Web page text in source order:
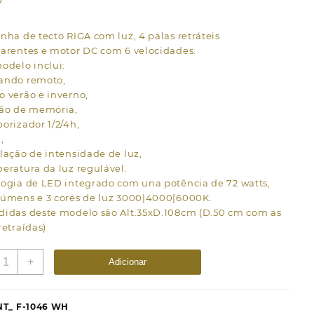
de tecto RIGA com luz, 4 palas retráteis
e motor DC com 6 velocidades.
inclui:
remoto,
verão e inverno,
de memória,
1/2/4h,
de intensidade de luz,
da luz regulável.
de LED integrado com una potência de 72 watts,
e 3 cores de luz 3000|4000|6000K.
deste modelo são Alt.35xD.108cm (D.50 cm com as
+ Adicionar
F-1046 WH